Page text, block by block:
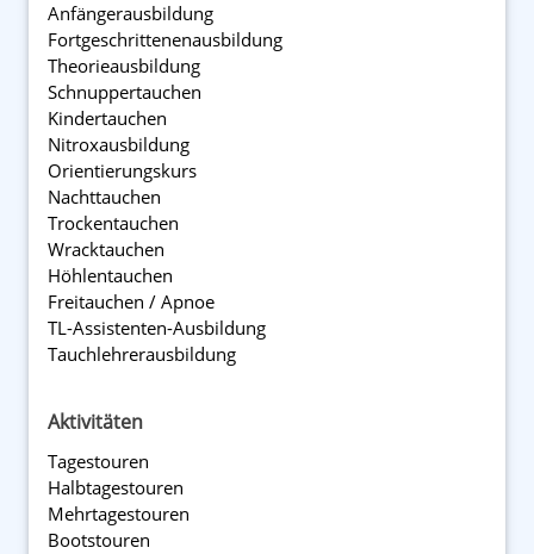
Anfänger­ausbildung
Fortgeschrittenen­ausbildung
Theorieausbildung
Schnuppertauchen
Kindertauchen
Nitroxausbildung
Orientierungskurs
Nachttauchen
Trockentauchen
Wracktauchen
Höhlentauchen
Freitauchen / Apnoe
TL-Assistenten-Ausbildung
Tauchlehrer­ausbildung
Aktivitäten
Tagestouren
Halbtagestouren
Mehrtagestouren
Bootstouren